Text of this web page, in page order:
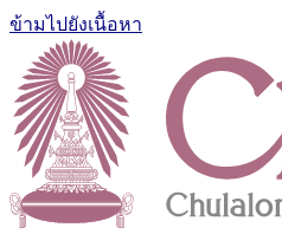
ข้ามไปยังเนื้อหา